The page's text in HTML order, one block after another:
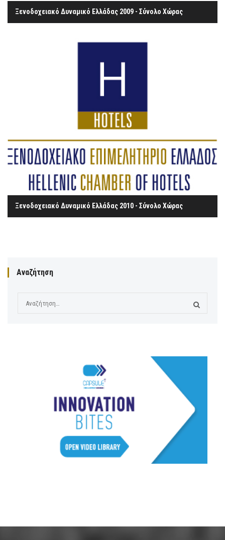
Ξενοδοχειακό Δυναμικό Ελλάδας 2009 - Σύνολο Χώρας
Ξενοδοχειακό Δυναμικό Ελλάδας 2010 - Σύνολο Χώρας
Αναζήτηση